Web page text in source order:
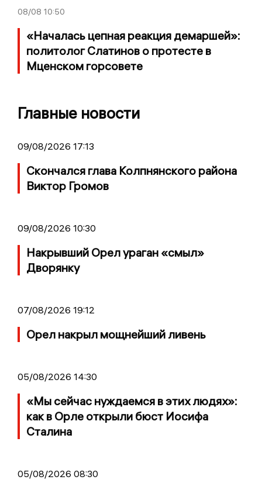
08/08 10:50
«Началась цепная реакция демаршей»:
политолог Слатинов о протесте в
Мценском горсовете
Главные новости
09/08/2026 17:13
Скончался глава Колпнянского района
Виктор Громов
09/08/2026 10:30
Накрывший Орел ураган «смыл»
Дворянку
07/08/2026 19:12
Орел накрыл мощнейший ливень
05/08/2026 14:30
«Мы сейчас нуждаемся в этих людях»:
как в Орле открыли бюст Иосифа
Сталина
05/08/2026 08:30